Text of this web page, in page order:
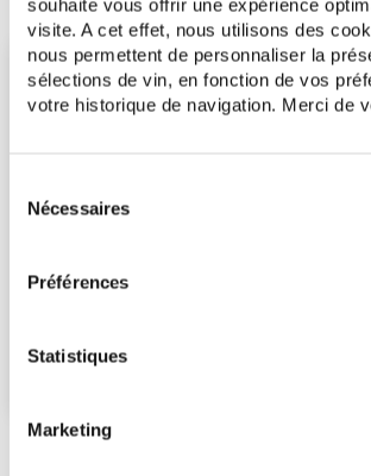
souhaite vous offrir une expérience
visite. A cet effet, nous utilisons des
nous permettent de personnaliser la
sélections de vin, en fonction de vos
votre historique de navigation. Merci de
Nécessaires
Préférences
Statistiques
Marketing
LES DERNIÈRES
14/11/2025
14/11/2025